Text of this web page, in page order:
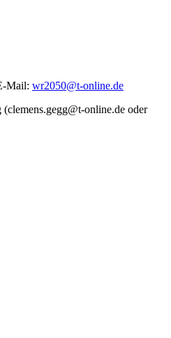
Mail: wr2050@t-online.de
online.de oder